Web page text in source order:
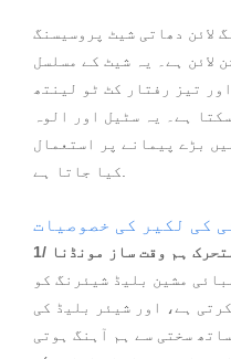
لائن دھاتی شیٹ پروسیسنگ
لائن ہے۔ یہ شیٹ کے مسلسل
تیز رفتار کٹ ٹو لینتھ
ہے۔ یہ سٹیل اور الوہ
بڑے پیمانے پر استعمال
متحرک ہم وقت ساز مونڈنا
مشین بلیڈ شیئرنگ کو
ہے، اور شیئر بلیڈ کی
سختی سے ہم آہنگ ہوتی